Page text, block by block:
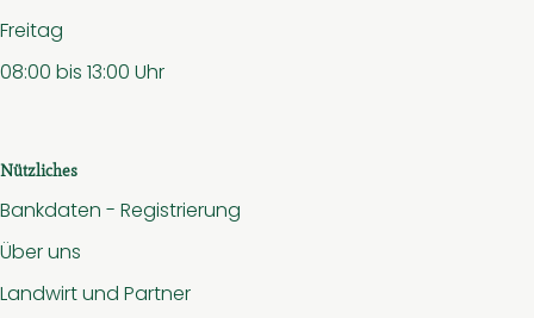
Freitag
08:00 bis 13:00 Uhr
Nützliches
Bankdaten - Registrierung
Über uns
Landwirt und Partner